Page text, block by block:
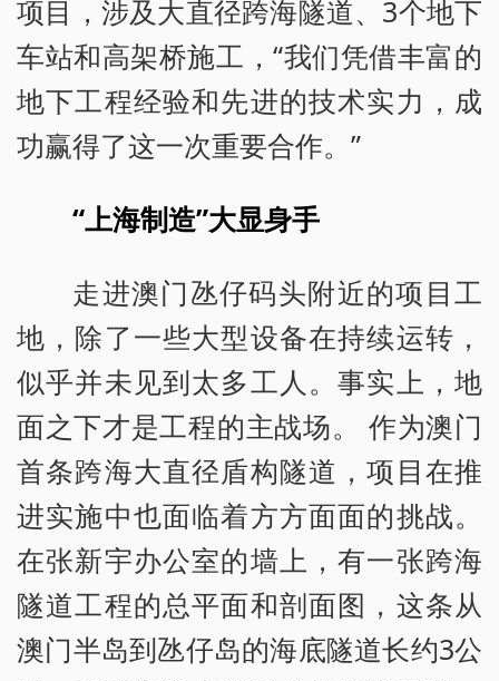
项目，涉及大直径跨海隧道、3个地下
车站和高架桥施工，“我们凭借丰富的
地下工程经验和先进的技术实力，成
功赢得了这一次重要合作。”
“上海制造”大显身手
走进澳门氹仔码头附近的项目工
地，除了一些大型设备在持续运转，
似乎并未见到太多工人。事实上，地
面之下才是工程的主战场。 作为澳门
首条跨海大直径盾构隧道，项目在推
进实施中也面临着方方面面的挑战。
在张新宇办公室的墙上，有一张跨海
隧道工程的总平面和剖面图，这条从
澳门半岛到氹仔岛的海底隧道长约3公